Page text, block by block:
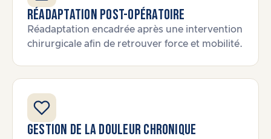
Réadaptation post-opératoire
Réadaptation encadrée après une intervention
chirurgicale afin de retrouver force et mobilité.
Gestion de la douleur chronique